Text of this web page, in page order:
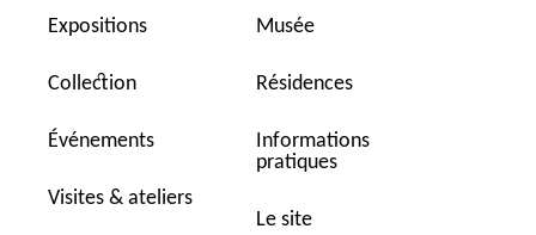
Expositions
Collection
Événements
Visites & ateliers
Musée
Résidences
Informations
pratiques
Le site